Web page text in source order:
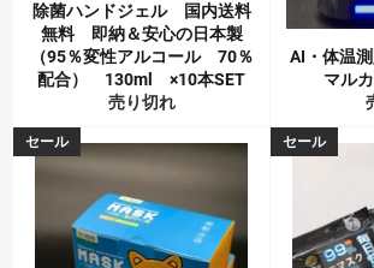
除菌ハンドジェル 国内送料
無料 即納＆安心の日本製
（95％変性アルコール 70％
配合） 130ml ×10本SET
売り切れ
AI・体温
マル
セール セール